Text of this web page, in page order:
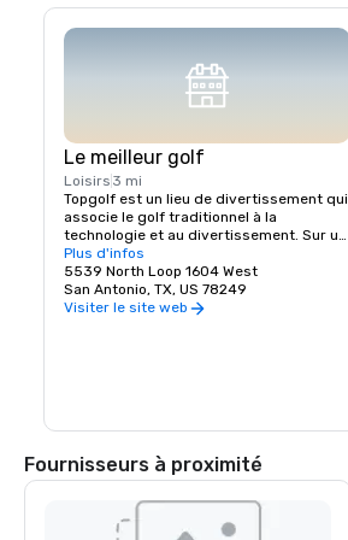
Le meilleur golf
Loisirs 3 mi
Topgolf est un lieu de divertissement qui
associe le golf traditionnel à la
technologie et au divertissement. Sur un
site Topgolf, les joueurs frappent des
balles de golf micropucées sur des
cibles situées sur un champ extérieur,
marquant des points en fonction de la
Topgolf propose également de la
musique et d'autres options de
expérience amusante et sociale.
Plus d'infos
5539 North Loop 1604 West
San Antonio, TX, US 78249
Visiter le site web
Fournisseurs à proximité